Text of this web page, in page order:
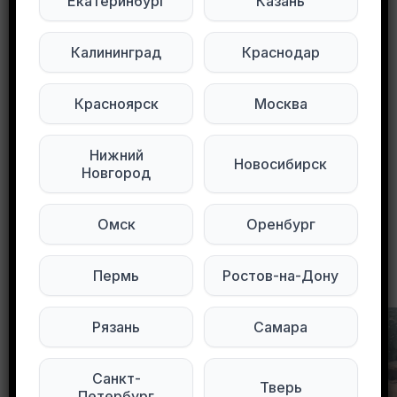
Подписывайтесь на нас в социальных
сетях:
Мы в Telegram
Мы в ВКонтакте
92 просмотров
Другие объявления в этом городе
Калининград Краснодар
Красноярск Москва
Нижний
Новгород
Новосибирск
Омск Оренбург
Пермь Ростов-на-Дону
Рязань Самара
Санкт-
Тверь